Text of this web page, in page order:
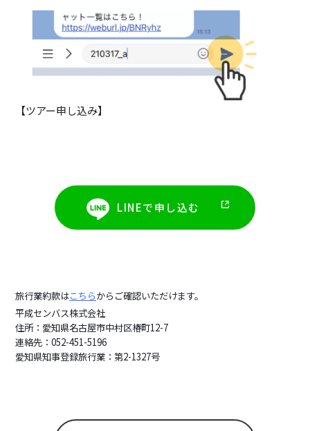
【ツアー申し込み】
LINEで申し込む
旅行業約款はこちらからご確認いただけます。
平成センバス株式会社
住所：愛知県名古屋市中村区椿町12-7
連絡先：052-451-5196
愛知県知事登録旅行業：第2-1327号